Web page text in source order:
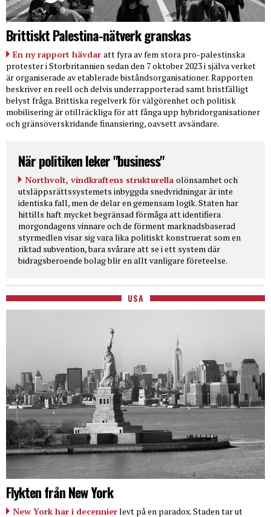
Brittiskt Palestina-nätverk granskas
En ny rapport hävdar att fyra av fem stora pro-palestinska
protester i Storbritannien sedan den 7 oktober 2023 i själva verket
är organiserade av etablerade biståndsorganisationer. Rapporten
beskriver en reell och delvis underrapporterad samt bristfälligt
belyst fråga. Brittiska regelverk för välgörenhet och politisk
mobilisering är otillräckliga för att fånga upp hybridorganisationer
och gränsöverskridande finansiering, oavsett avsändare.
När politiken leker "business"
Northvolt, vindkraftens strukturella olönsamhet och
utsläppsrättssystemets inbyggda snedvridningar är inte
identiska fall, men de delar en gemensam logik. Staten har
hittills haft mycket begränsad förmåga att identifiera
morgondagens vinnare och de förment marknadsbaserad
styrmedlen visar sig vara lika politiskt konstruerat som en
riktad subvention, bara svårare att se i ett system där
bidragsberoende bolag blir en allt vanligare företeelse.
USA
Flykten från New York
New York har i decennierlevt på en paradox. Staden tar ut